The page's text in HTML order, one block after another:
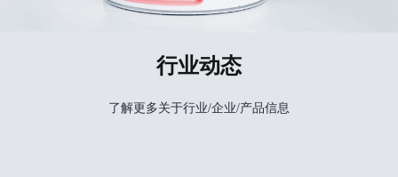
行业动态
了解更多关于行业/企业/产品信息